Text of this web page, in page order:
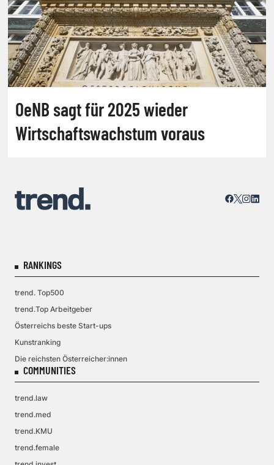
OeNB sagt für 2025 wieder
Wirtschaftswachstum voraus
RANKINGS
trend. Top500
trend.Top Arbeitgeber
Österreichs beste Start-ups
Kunstranking
Die reichsten Österreicher:innen
COMMUNITIES
trend.law
trend.med
trend.KMU
trend.female